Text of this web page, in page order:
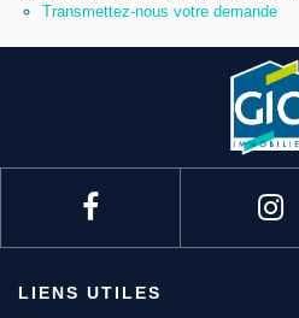
Transmettez-nous votre demande
LIENS UTILES